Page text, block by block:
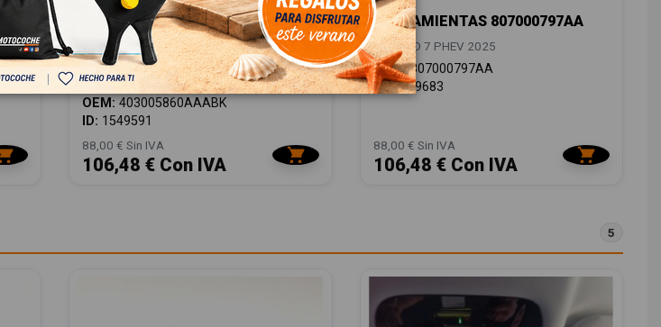
JUEGO ALFOMBRILLAS
403005860AAABK
403005860AAABK
JAECOO 7 PHEV 2025
OEM:403005860AAABK
ID: 1549591
88,00 € Sin IVA
106,48 € Con IVA
HERRAMIENTAS 807000797AA
JAECOO 7 PHEV 2025
OEM:807000797AA
ID:1549683
88,00 € Sin IVA
106,48 € Con IVA
5